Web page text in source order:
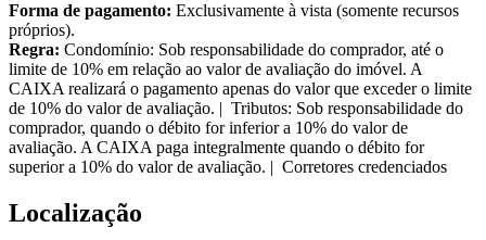
Forma de pagamento: Exclusivamente à vista (somente recursos
próprios).
Regra: Condomínio: Sob responsabilidade do comprador, até o
limite de 10% em relação ao valor de avaliação do imóvel. A
CAIXA realizará o pagamento apenas do valor que exceder o limite
de 10% do valor de avaliação. | Tributos: Sob responsabilidade do
comprador, quando o débito for inferior a 10% do valor de
avaliação. A CAIXA paga integralmente quando o débito for
superior a 10% do valor de avaliação. | Corretores credenciados
Localização